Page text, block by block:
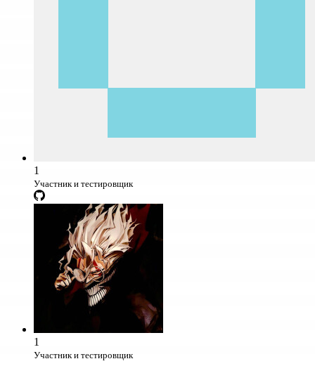
1
Участник и тестировщик
1
Участник и тестировщик